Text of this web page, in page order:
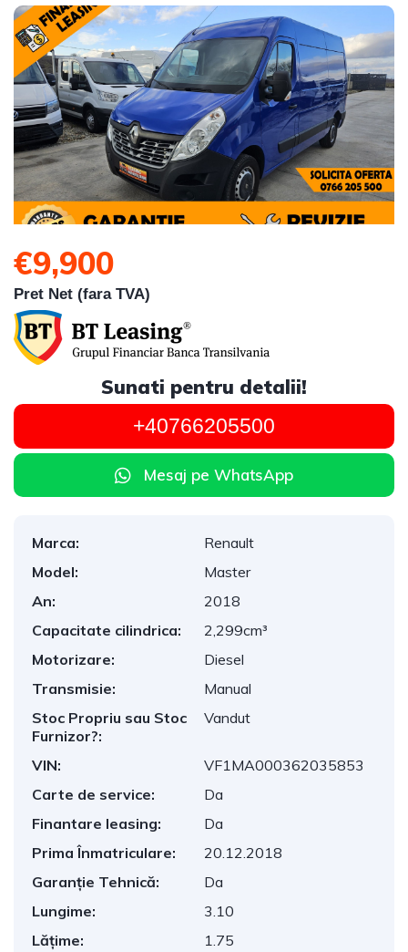
€9,900
Pret Net (fara TVA)
Sunati pentru detalii!
+40766205500
Mesaj pe WhatsApp
Marca:
Renault
Model:
Master
An:
2018
Capacitate cilindrica:
2,299cm³
Motorizare:
Diesel
Transmisie:
Manual
Stoc Propriu sau Stoc
Furnizor?:
Vandut
VIN:
VF1MA000362035853
Carte de service:
Da
Finantare leasing:
Da
Prima Înmatriculare:
20.12.2018
Garanție Tehnică:
Da
Lungime:
3.10
Lățime:
1.75